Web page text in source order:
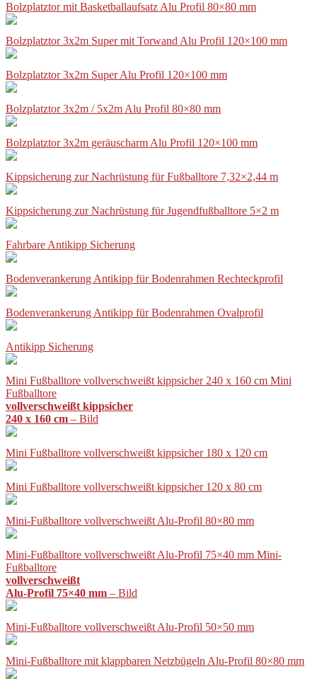
Bolzplatztor mit Basketballaufsatz Alu Profil 80×80 mm
Bolzplatztor 3x2m Super mit Torwand Alu Profil 120×100 mm
Bolzplatztor 3x2m Super Alu Profil 120×100 mm
Bolzplatztor 3x2m / 5x2m Alu Profil 80×80 mm
Bolzplatztor 3x2m geräuscharm Alu Profil 120×100 mm
Kippsicherung zur Nachrüstung für Fußballtore 7,32×2,44 m
Kippsicherung zur Nachrüstung für Jugendfußballtore 5×2 m
Fahrbare Antikipp Sicherung
Bodenverankerung Antikipp für Bodenrahmen Rechteckprofil
Bodenverankerung Antikipp für Bodenrahmen Ovalprofil
Antikipp Sicherung
Mini Fußballtore vollverschweißt kippsicher 240 x 160 cm Mini
Fußballtore
vollverschweißt kippsicher
240 x 160 cm – Bild
Mini Fußballtore vollverschweißt kippsicher 180 x 120 cm
Mini Fußballtore vollverschweißt kippsicher 120 x 80 cm
Mini-Fußballtore vollverschweißt Alu-Profil 80×80 mm
Mini-Fußballtore vollverschweißt Alu-Profil 75×40 mm Mini-
Fußballtore
vollverschweißt
Alu-Profil 75×40 mm – Bild
Mini-Fußballtore vollverschweißt Alu-Profil 50×50 mm
Mini-Fußballtore mit klappbaren Netzbügeln Alu-Profil 80×80 mm